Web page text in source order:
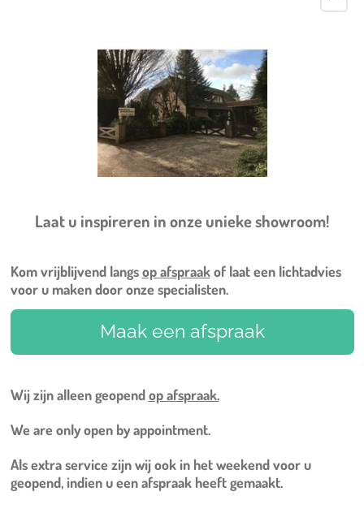
Laat u inspireren in onze unieke showroom!
Kom vrijblijvend langsop afspraakof laat een lichtadvies
voor u maken door onze specialisten.
Maak een afspraak
Wij zijn alleen geopendop afspraak.
We are only open by appointment.
Als extra service zijn wij ook in het weekend voor u
geopend, indien u een afspraak heeft gemaakt.